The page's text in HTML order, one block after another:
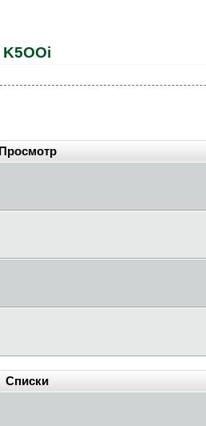
K5OOi
Просмотр
Списки